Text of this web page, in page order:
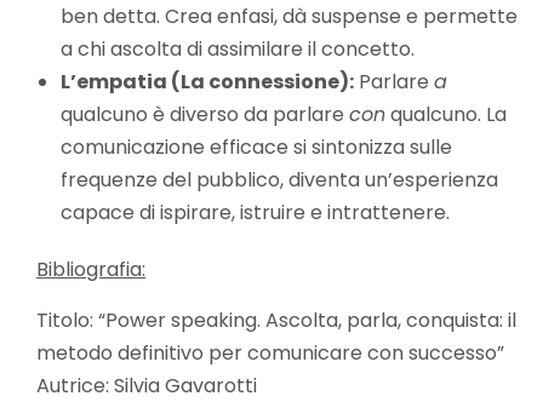
ben detta. Crea enfasi, dà suspense e permette
a chi ascolta di assimilare il concetto.
L’empatia (La connessione): Parlare a
qualcuno è diverso da parlare conqualcuno. La
comunicazione efficace si sintonizza sulle
frequenze del pubblico,diventa un’esperienza
capace di ispirare, istruire e intrattenere.
Bibliografia:
Titolo: “Power speaking. Ascolta, parla, conquista: il
metodo definitivo per comunicare con successo”
Autrice: Silvia Gavarotti